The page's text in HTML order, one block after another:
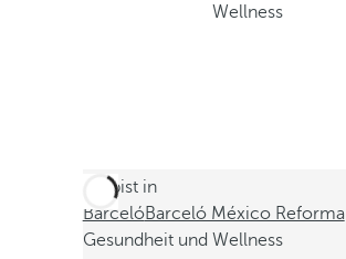
Wellness
Du bist in
BarcelóBarceló México Reforma
Gesundheit und Wellness